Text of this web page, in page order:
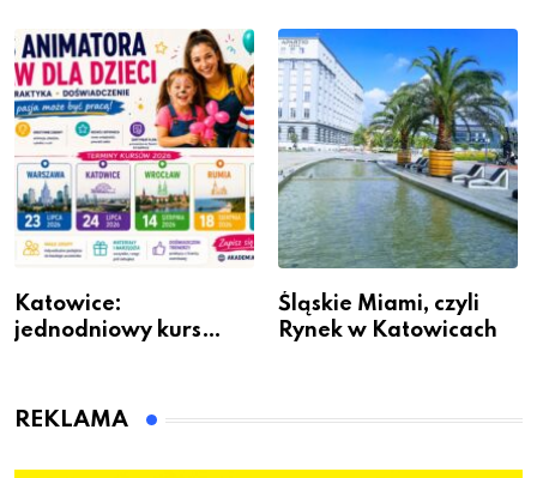
Katowice:
jednodniowy kurs
dzieci
Śląskie Miami, czyli
Rynek w Katowicach
REKLAMA